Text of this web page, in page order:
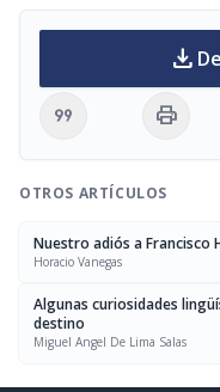
download
format_quote print
OTROS ARTÍCULOS
Nuestro adiós a Francisco
Horacio Vanegas
Algunas curiosidades
destino
Miguel Angel De Lima Salas